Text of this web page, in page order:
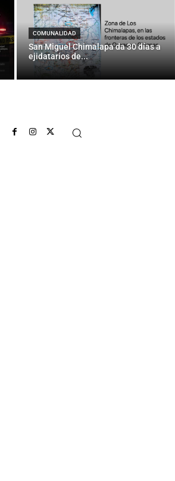
COMUNALIDAD
San Miguel Chimalapa da 30 días a
ejidatarios de...